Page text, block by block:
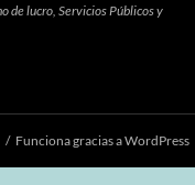
Funciona gracias a WordPress